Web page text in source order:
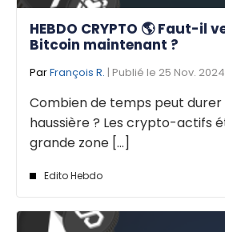
HEBDO CRYPTO 🌎 Faut-il
Bitcoin maintenant ?
ParFrançois R. | Publié le 25 Nov. 2024
Combien de temps peut durer
haussière ? Les crypto-actifs
grande zone [...]
Edito Hebdo